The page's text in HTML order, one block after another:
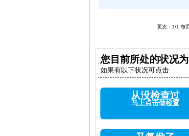
页次：1/1
您目前所处的状况为
如果有以下状况可点击
从没检查过
马上点击做检查